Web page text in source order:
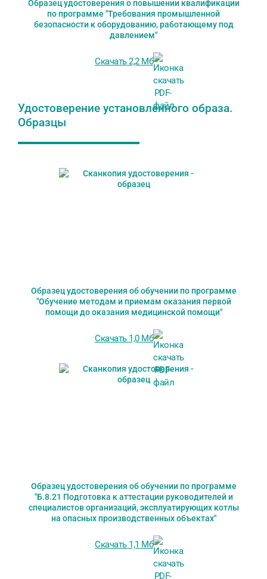
Образец удостоверения о повышении квалификации
по программе "Требования промышленной
безопасности к оборудованию, работающему под
давлением"
Скачать 2,2 Мб
Удостоверение установленного образа.
Образцы
Образец удостоверения об обучении по программе
"Обучение методам и приемам оказания первой
помощи до оказания медицинской помощи"
Скачать 1,0 Мб
Образец удостоверения об обучении по программе
"Б.8.21 Подготовка к аттестации руководителей и
специалистов организаций, эксплуатирующих котлы
на опасных производственных объектах"
Скачать 1,1 Мб